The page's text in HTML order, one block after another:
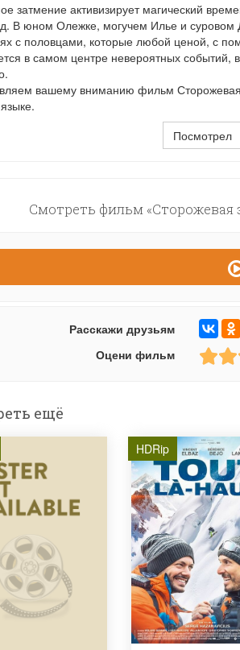
затмение активизирует магический
В юном Олежке, могучем Илье и суровом
с половцами, которые любой ценой, с
в самом центре невероятных
вашему вниманию фильм Сторожевая
Посмотрел
Смотреть фильм «Сторожевая
Расскажи друзьям
Оцени фильм
ещё
HDRip